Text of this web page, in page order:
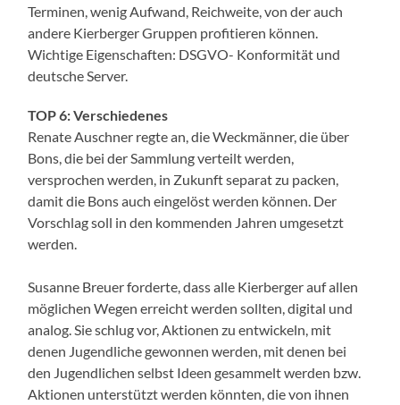
Terminen, wenig Aufwand, Reichweite, von der auch
andere Kierberger Gruppen profitieren können.
Wichtige Eigenschaften: DSGVO- Konformität und
deutsche Server.
TOP 6: Verschiedenes
Renate Auschner regte an, die Weckmänner, die über
Bons, die bei der Sammlung verteilt werden,
versprochen werden, in Zukunft separat zu packen,
damit die Bons auch eingelöst werden können. Der
Vorschlag soll in den kommenden Jahren umgesetzt
werden.
Susanne Breuer forderte, dass alle Kierberger auf allen
möglichen Wegen erreicht werden sollten, digital und
analog. Sie schlug vor, Aktionen zu entwickeln, mit
denen Jugendliche gewonnen werden, mit denen bei
den Jugendlichen selbst Ideen gesammelt werden bzw.
Aktionen unterstützt werden könnten, die von ihnen